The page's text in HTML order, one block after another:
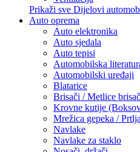
Prikaži sve Dijelovi
Auto oprema
Auto elektronika
Auto sjedala
Auto tepisi
Automobilska
Automobilski uređaji
Blatarice
Brisači / Metlice
Krovne kutije
Mrežica gepeka /
Navlake
Navlake za staklo